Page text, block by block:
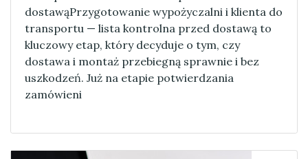
dostawąPrzygotowanie wypożyczalni i klienta do
transportu — lista kontrolna przed dostawą to
kluczowy etap, który decyduje o tym, czy
dostawa i montaż przebiegną sprawnie i bez
uszkodzeń. Już na etapie potwierdzania
zamówieni